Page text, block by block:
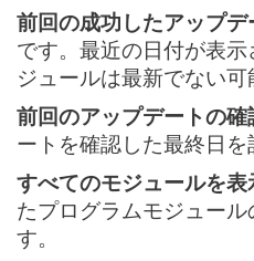
前回の成功したアップデ
です。最近の日付が表
ジュールは最新でない可
前回のアップデートの確
ートを確認した最終日を
すべてのモジュールを表
たプログラムモジュー
す。